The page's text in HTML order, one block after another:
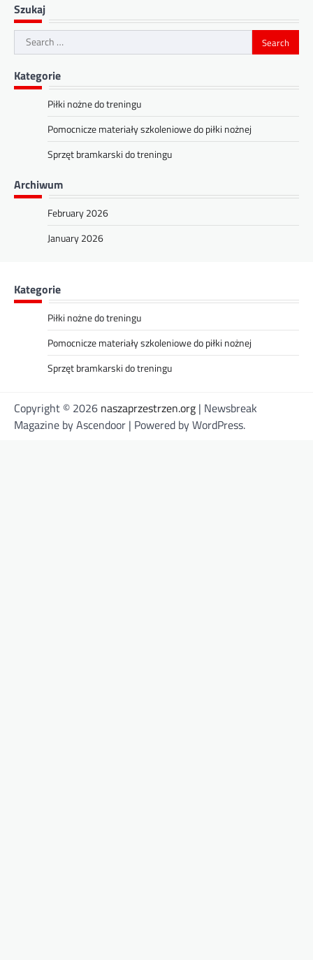
Szukaj
Search
for:
Kategorie
Piłki nożne do treningu
Pomocnicze materiały szkoleniowe do piłki nożnej
Sprzęt bramkarski do treningu
Archiwum
February 2026
January 2026
Kategorie
Piłki nożne do treningu
Pomocnicze materiały szkoleniowe do piłki nożnej
Sprzęt bramkarski do treningu
Copyright © 2026 naszaprzestrzen.org | Newsbreak
Magazine byAscendoor | Powered byWordPress.